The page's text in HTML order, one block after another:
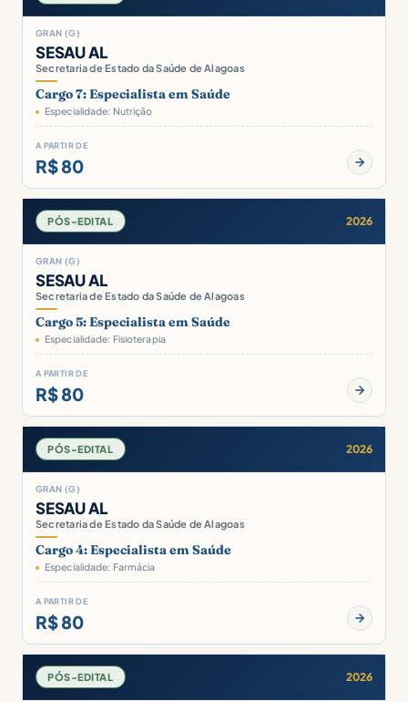
GRAN (G)
SESAU AL
Secretaria de Estado da Saúde de Alagoas
Cargo 7: Especialista em Saúde
Especialidade: Nutrição
A PARTIR DE
R$ 80
PÓS-EDITAL 2026
GRAN (G)
SESAU AL
Secretaria de Estado da Saúde de Alagoas
Cargo 5: Especialista em Saúde
Especialidade: Fisioterapia
A PARTIR DE
R$ 80
PÓS-EDITAL 2026
GRAN (G)
SESAU AL
Secretaria de Estado da Saúde de Alagoas
Cargo 4: Especialista em Saúde
Especialidade: Farmácia
A PARTIR DE
R$ 80
PÓS-EDITAL 2026